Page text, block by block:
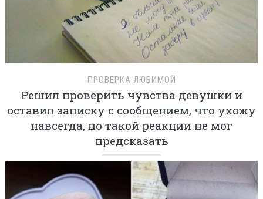
ПРОВЕРКА ЛЮБИМОЙ
Решил проверить чувства девушки и
оставил записку с сообщением, что ухожу
навсегда, но такой реакции не мог
предсказать